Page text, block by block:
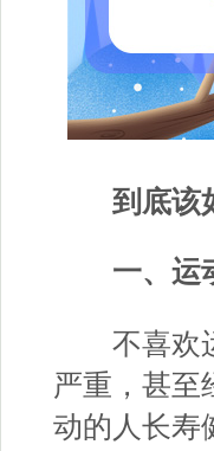
到底该
一、运
不喜欢运
严重，甚至
动的人长寿